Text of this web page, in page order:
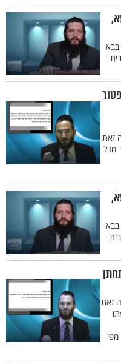
בבא
זאת
מכל
בבא
זאת